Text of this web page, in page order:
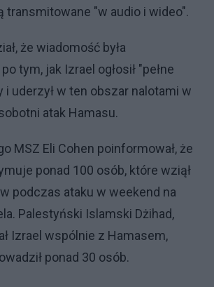
transmitowane "w audio i wideo".
że wiadomość była
tym, jak Izrael ogłosił "pełne
i uderzył w ten obszar nalotami w
atak Hamasu.
MSZ Eli Cohen poinformował, że
ponad 100 osób, które wziął
podczas ataku w weekend na
Palestyński Islamski Dżihad,
Izrael wspólnie z Hamasem,
ponad 30 osób.